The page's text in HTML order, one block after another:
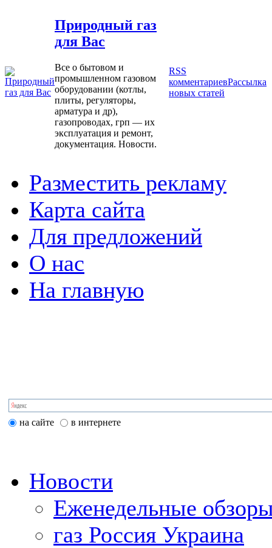
Природный газ
для Вас
Все о бытовом и
промышленном газовом
оборудовании (котлы,
плиты, регуляторы,
арматура и др),
газопроводах, грп — их
эксплуатация и ремонт,
документация. Новости.
RSS
комментариевРассылка
новых статей
Разместить рекламу
Карта сайта
Для предложений
О нас
На главную
на сайте в интернете
Новости
Еженедельные
газ Россия Украина